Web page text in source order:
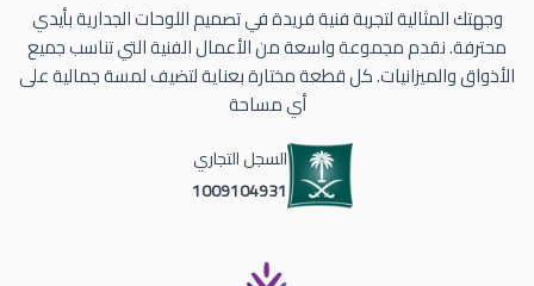
وجهتك المثالية لتجربة فنية فريدة في تصميم اللوحات الجدارية بأيدي
محترفة. نقدم مجموعة واسعة من الأعمال الفنية التي تناسب جميع
الأذواق والميزانيات. كل قطعة مختارة بعناية لتضيف لمسة جمالية على
أي مساحة
السجل التجاري
1009104931